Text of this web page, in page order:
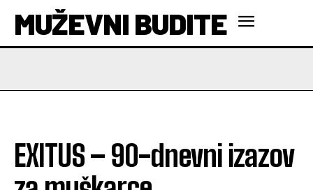
MUŽEVNI BUDITE
EXITUS – 90-dnevni izazov